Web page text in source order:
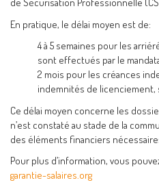
En pratique, le délai moyen est de:
4 à 5 semaines pour les
sont effectués par le
2 mois pour les créances
indemnités de
Ce délai moyen concerne les
n’est constaté au stade de la
des éléments financiers
Pour plus d’information, vous
garantie-salaires.org